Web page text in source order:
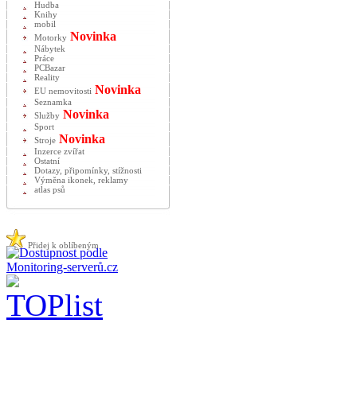
Hudba
Knihy
mobil
Motorky Novinka
Nábytek
Práce
PCBazar
Reality
EU nemovitosti Novinka
Seznamka
Služby Novinka
Sport
Stroje Novinka
Inzerce zvířat
Ostatní
Dotazy, připomínky, stížnosti
Výměna ikonek, reklamy
atlas psů
Přidej k oblíbeným